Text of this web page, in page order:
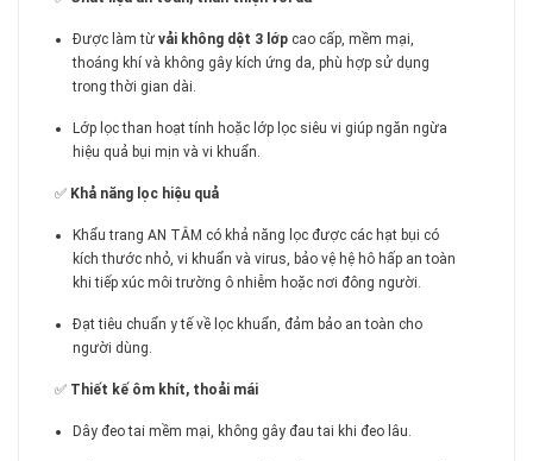
Được làm từ vải không dệt 3 lớp cao cấp, mềm mại,
thoáng khí và không gây kích ứng da, phù hợp sử dụng
trong thời gian dài.
Lớp lọc than hoạt tính hoặc lớp lọc siêu vi giúp ngăn ngừa
hiệu quả bụi mịn và vi khuẩn.
✅ Khả năng lọc hiệu quả
Khẩu trang AN TÂM có khả năng lọc được các hạt bụi có
kích thước nhỏ, vi khuẩn và virus, bảo vệ hệ hô hấp an toàn
khi tiếp xúc môi trường ô nhiễm hoặc nơi đông người.
Đạt tiêu chuẩn y tế về lọc khuẩn, đảm bảo an toàn cho
người dùng.
✅ Thiết kế ôm khít, thoải mái
Dây đeo tai mềm mại, không gây đau tai khi đeo lâu.